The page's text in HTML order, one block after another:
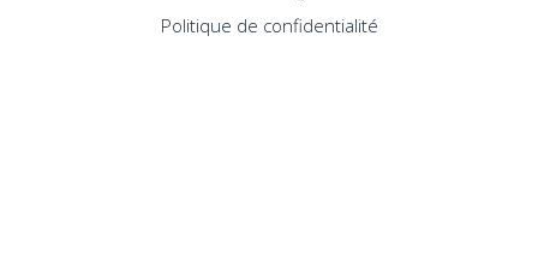
Politique de confidentialité